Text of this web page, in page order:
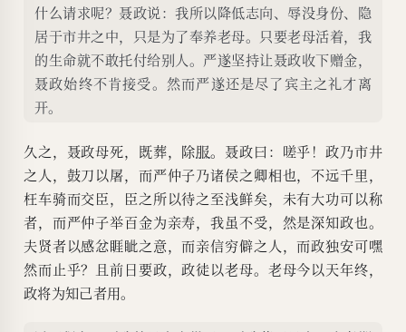
什么请求呢？聂政说：我所以降低志向、辱没身份、隐
居于市井之中，只是为了奉养老母。只要老母活着，我
的生命就不敢托付给别人。严遂坚持让聂政收下赠金，
聂政始终不肯接受。然而严遂还是尽了宾主之礼才离
开。
久之，聂政母死，既葬，除服。聂政曰：嗟乎！政乃市井
之人，鼓刀以屠，而严仲子乃诸侯之卿相也，不远千里，
枉车骑而交臣，臣之所以待之至浅鲜矣，未有大功可以称
者，而严仲子举百金为亲寿，我虽不受，然是深知政也。
夫贤者以感忿睚眦之意，而亲信穷僻之人，而政独安可嘿
然而止乎？且前日要政，政徒以老母。老母今以天年终，
政将为知己者用。